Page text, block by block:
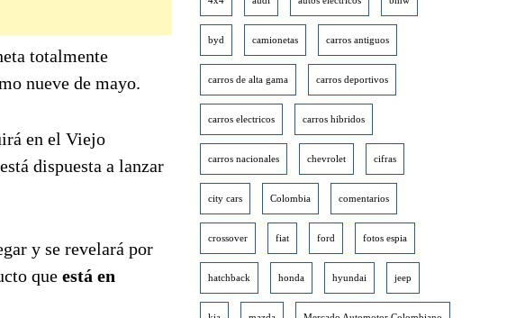
totalmente
nueve de mayo.
en el Viejo
dispuesta a lanzar
y se revelará por
que está en
byd camionetas carros antiguos
carros de alta gama carros deportivos
carros electricos carros hibridos
carros nacionales chevrolet cifras
city cars Colombia comentarios
crossover fiat ford fotos espia
hatchback honda hyundai jeep